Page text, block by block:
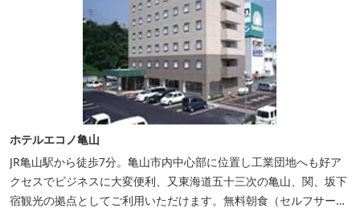
ホテルエコノ亀山
JR亀山駅から徒歩7分。亀山市内中心部に位置し工業団地へも好ア
クセスでビジネスに大変便利、又東海道五十三次の亀山、関、坂下
宿観光の拠点としてご利用いただけます。無料朝食（セルフサービ